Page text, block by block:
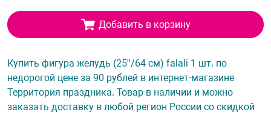
Добавить в корзину
Купить фигура желудь (25''/64 см) falali 1 шт. по
недорогой цене за 90 рублей в интернет-магазине
Территория праздника. Товар в наличии и можно
заказать доставку в любой регион России со скидкой